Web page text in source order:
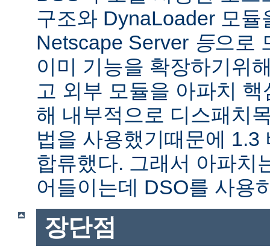
구조와 DynaLoader 모듈
Netscape Server 등으로
이미 기능을 확장하기위
고 외부 모듈을 아파치
해 내부적으로 디스패치
법을 사용했기때문에 1.3
합류했다. 그래서 아파치
어들이는데 DSO를 사용
장단점